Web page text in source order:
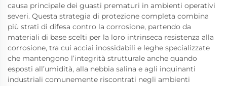
causa principale dei guasti prematuri in ambienti operativi
severi. Questa strategia di protezione completa combina
più strati di difesa contro la corrosione, partendo da
materiali di base scelti per la loro intrinseca resistenza alla
corrosione, tra cui acciai inossidabili e leghe specializzate
che mantengono l’integrità strutturale anche quando
esposti all’umidità, alla nebbia salina e agli inquinanti
industriali comunemente riscontrati negli ambienti